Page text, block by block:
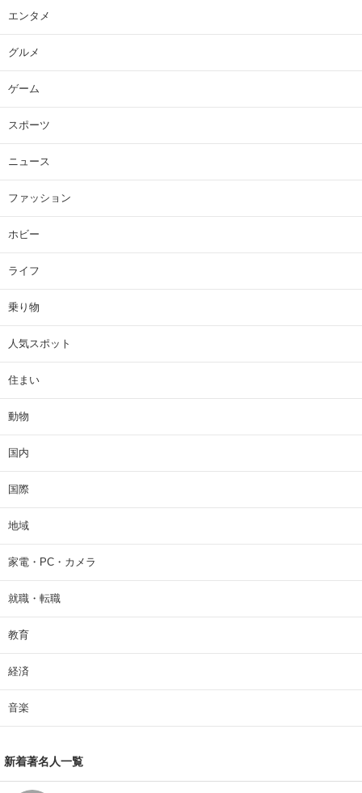
エンタメ
グルメ
ゲーム
スポーツ
ニュース
ファッション
ホビー
ライフ
乗り物
人気スポット
住まい
動物
国内
国際
地域
家電・PC・カメラ
就職・転職
教育
経済
音楽
新着著名人一覧